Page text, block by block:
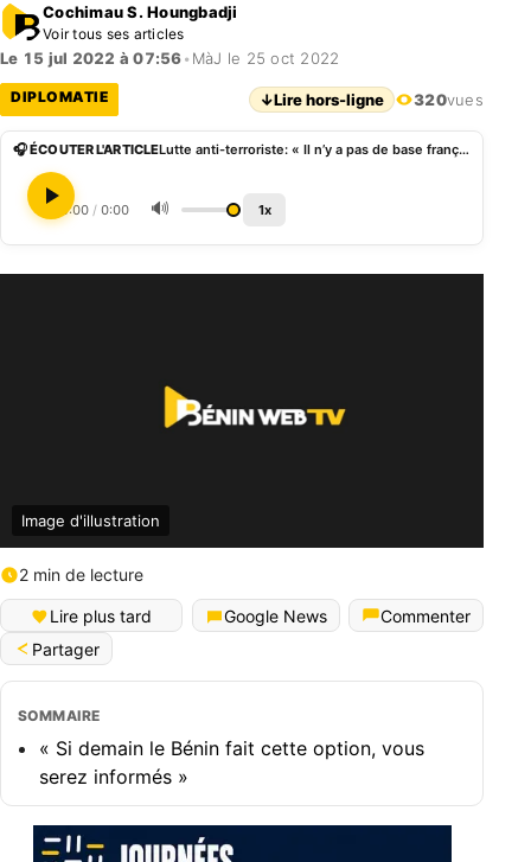
Cochimau S. Houngbadji
Voir tous ses articles
Le 15 jul 2022 à 07:56• MàJ le 25 oct 2022
DIPLOMATIE ↓Lire hors-ligne 320vues
🎧 ÉCOUTER L'ARTICLE Lutte anti-terroriste: « Il n’y a pas de base française au Bénin », Marc Vizy
0:00 / 0:00 🔊 1x
Image d'illustration
2 min de lecture
Lire plus tard Google News
Commenter
Partager
SOMMAIRE
« Si demain le Bénin fait cette option, vous
serez informés »